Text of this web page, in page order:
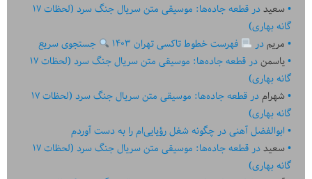
سعیددر
قطعه جاده‌ها: موسیقی متن سریال جنگ سرد (لحظات ۱۷
گانه بهاری)
مریمدر فهرست خطوط تاکسی تهران ۱۴۰۳
جستجوی سریع
یاسمندر
قطعه جاده‌ها: موسیقی متن سریال جنگ سرد (لحظات ۱۷
گانه بهاری)
شهرامدر
قطعه جاده‌ها: موسیقی متن سریال جنگ سرد (لحظات ۱۷
گانه بهاری)
ابوالفضل آهنیدرچگونه شغل رؤیایی‌ام را به دست آوردم
سعیددر
قطعه جاده‌ها: موسیقی متن سریال جنگ سرد (لحظات ۱۷
گانه بهاری)